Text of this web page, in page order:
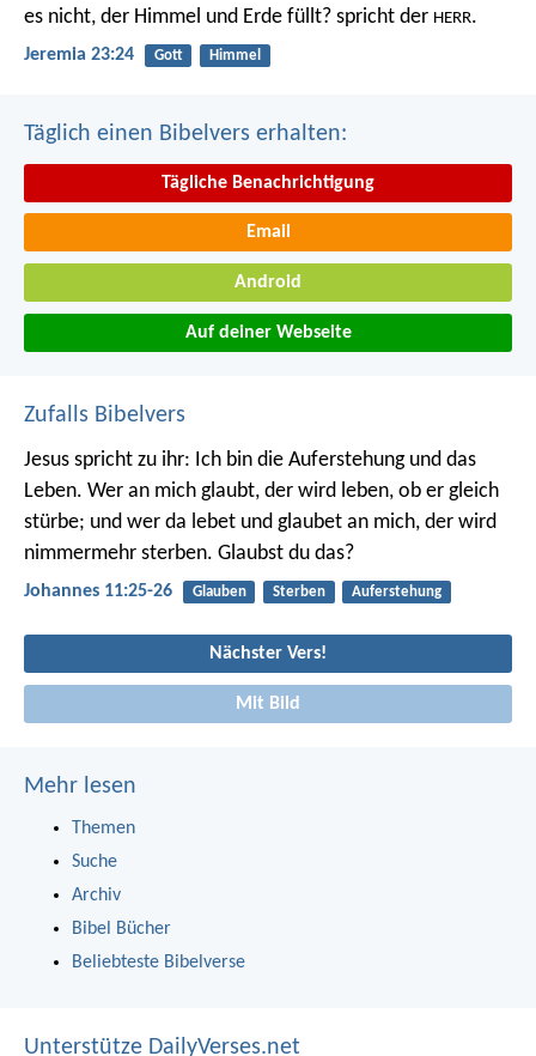
es nicht, der Himmel und Erde füllt? spricht der HERR.
Jeremia 23:24 Gott Himmel
Täglich einen Bibelvers erhalten:
Tägliche Benachrichtigung
Email
Android
Auf deiner Webseite
Zufalls Bibelvers
Jesus spricht zu ihr: Ich bin die Auferstehung und das
Leben. Wer an mich glaubt, der wird leben, ob er gleich
stürbe; und wer da lebet und glaubet an mich, der wird
nimmermehr sterben. Glaubst du das?
Johannes 11:25-26 Glauben Sterben Auferstehung
Nächster Vers!
Mit Bild
Mehr lesen
Themen
Suche
Archiv
Bibel Bücher
Beliebteste Bibelverse
Unterstütze DailyVerses.net